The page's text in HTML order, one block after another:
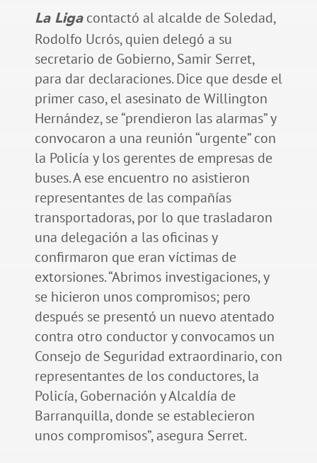
La Ligacontactó al alcalde de Soledad,
Rodolfo Ucrós, quien delegó a su
secretario de Gobierno, Samir Serret,
para dar declaraciones. Dice que desde el
primer caso, el asesinato de Willington
Hernández, se “prendieron las alarmas” y
convocaron a una reunión “urgente” con
la Policía y los gerentes de empresas de
buses. A ese encuentro no asistieron
representantes de las compañías
transportadoras, por lo que trasladaron
una delegación a las oficinas y
confirmaron que eran víctimas de
extorsiones. “Abrimos investigaciones, y
se hicieron unos compromisos; pero
después se presentó un nuevo atentado
contra otro conductor y convocamos un
Consejo de Seguridad extraordinario, con
representantes de los conductores, la
Policía, Gobernación y Alcaldía de
Barranquilla, donde se establecieron
unos compromisos”, asegura Serret.